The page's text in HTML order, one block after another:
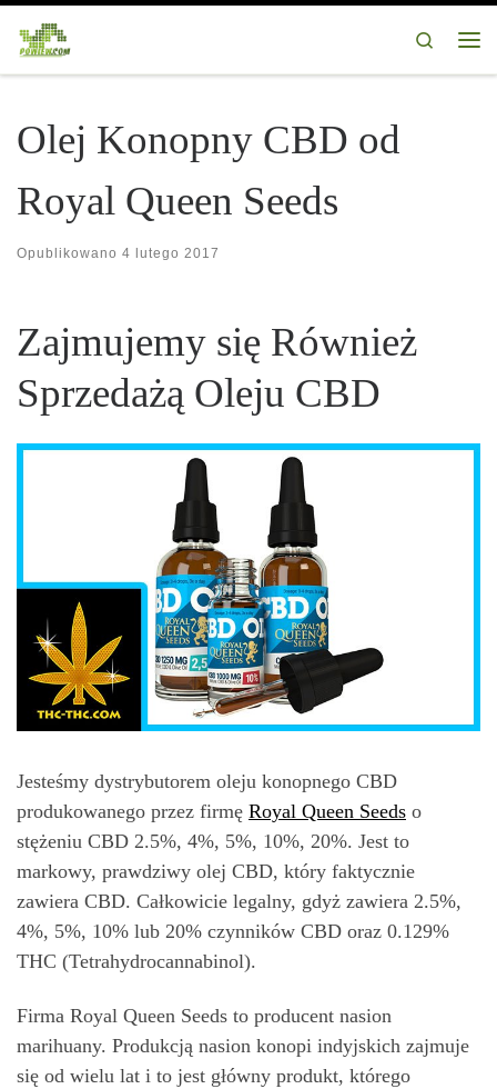
Przejdź do treści
Search
Olej Konopny CBD od
Royal Queen Seeds
Opublikowano 4 lutego 2017
Zajmujemy się Również
Sprzedażą Oleju CBD
Jesteśmy dystrybutorem oleju konopnego CBD
produkowanego przez firmę Royal Queen Seeds o
stężeniu CBD 2.5%, 4%, 5%, 10%, 20%. Jest to
markowy, prawdziwy olej CBD, który faktycznie
zawiera CBD. Całkowicie legalny, gdyż zawiera 2.5%,
4%, 5%, 10% lub 20% czynników CBD oraz 0.129%
THC (Tetrahydrocannabinol).
Firma Royal Queen Seeds to producent nasion
marihuany. Produkcją nasion konopi indyjskich zajmuje
się od wielu lat i to jest główny produkt, którego